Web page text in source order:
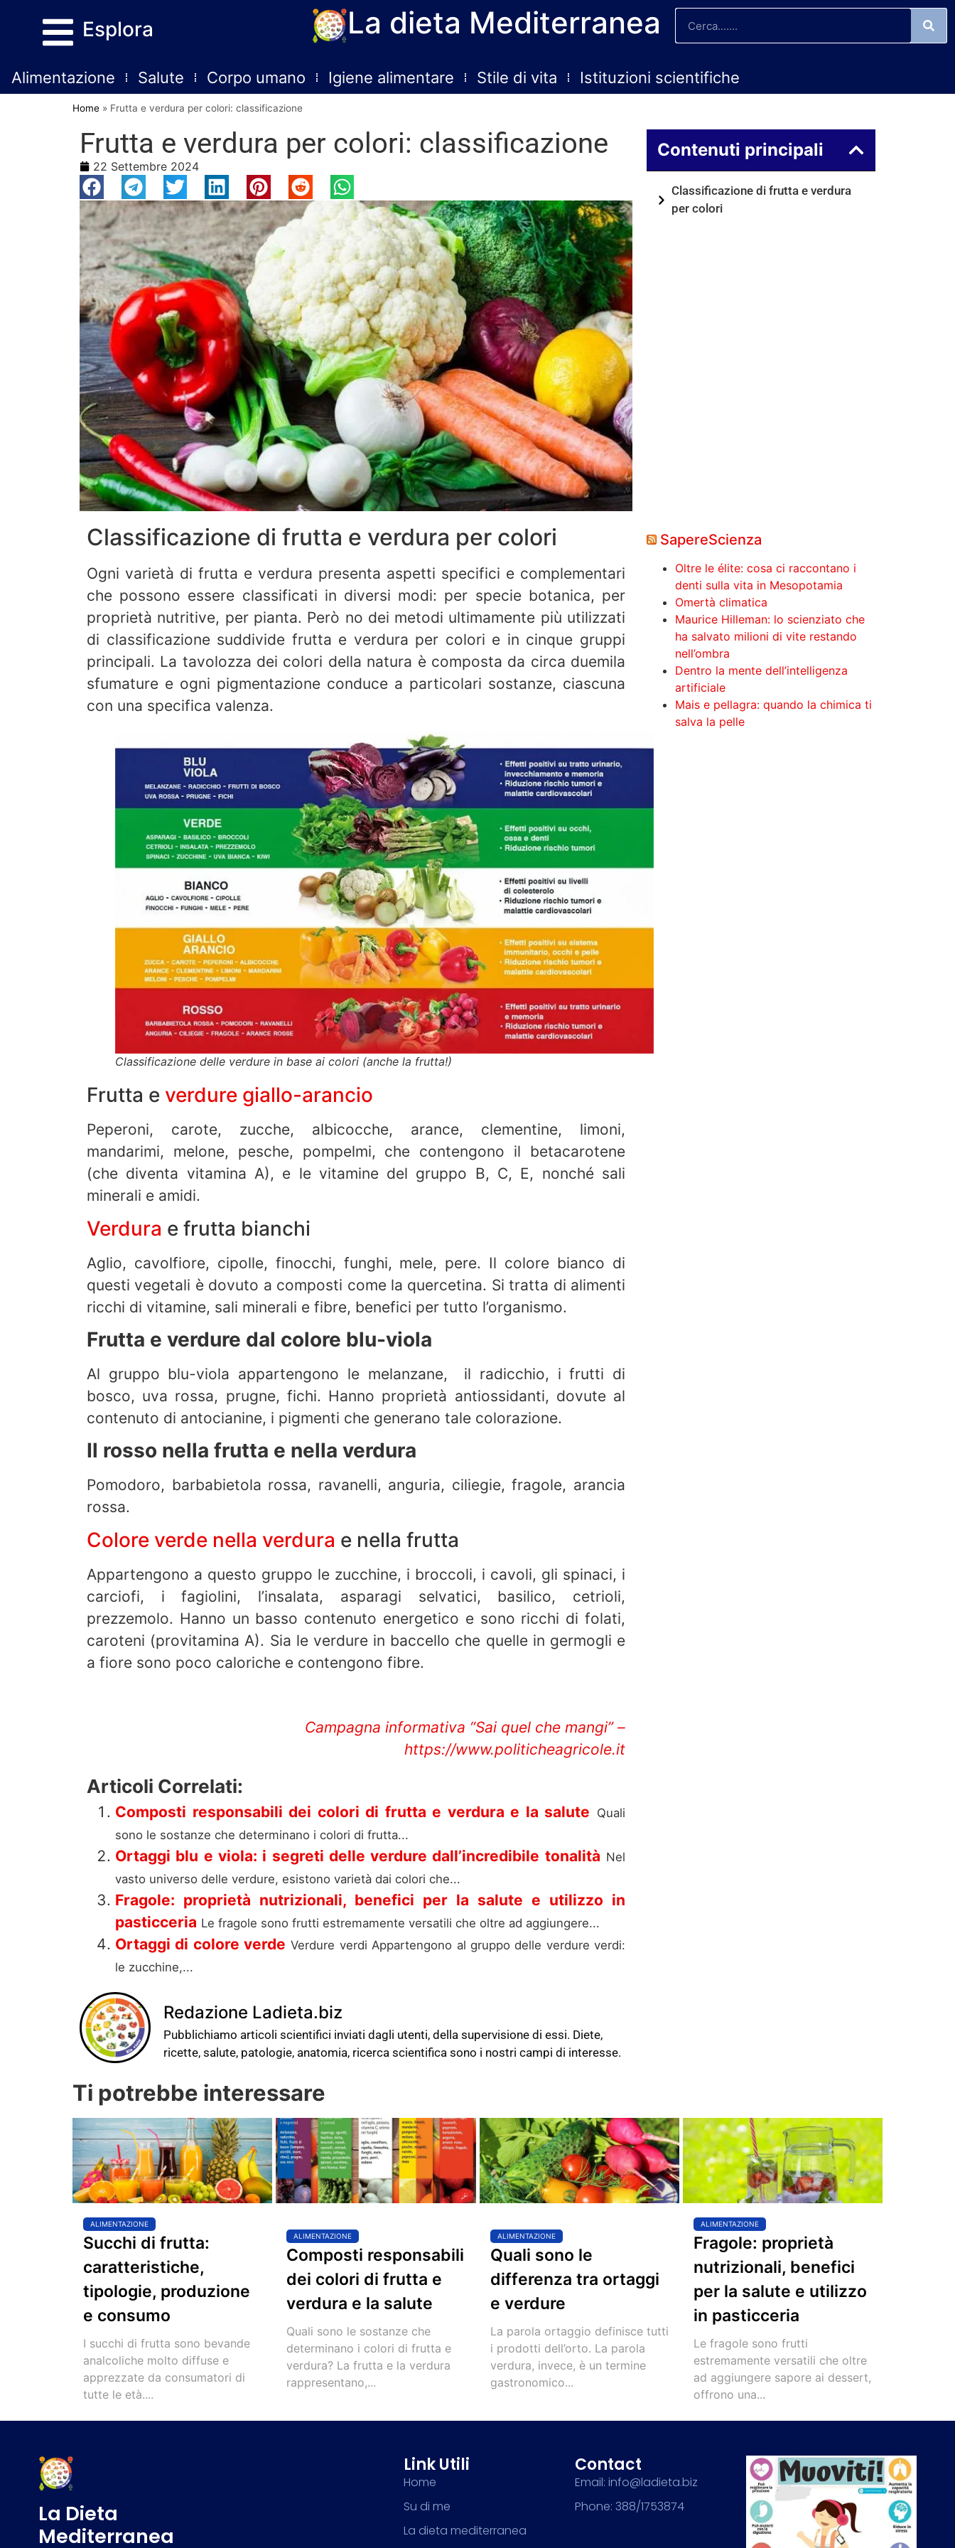
La dieta Mediterranea
Esplora
Alimentazione Salute Corpo umano Igiene alimentare Stile di vita Istituzioni scientifiche
Home » Frutta e verdura per colori: classificazione
Frutta e verdura per colori: classificazione
22 Settembre 2024
Contenuti principali
Classificazione di frutta e verdura
per colori
Classificazione di frutta e verdura per colori
Ogni varietà di frutta e verdura presenta aspetti specifici e complementari
che possono essere classificati in diversi modi: per specie botanica, per
proprietà nutritive, per pianta. Però no dei metodi ultimamente più utilizzati
di classificazione suddivide frutta e verdura per colori e in cinque gruppi
principali. La tavolozza dei colori della natura è composta da circa duemila
sfumature e ogni pigmentazione conduce a particolari sostanze, ciascuna
con una specifica valenza.
Classificazione delle verdure in base ai colori (anche la frutta!)
Frutta e verdure giallo-arancio
Peperoni, carote, zucche, albicocche, arance, clementine, limoni,
mandarimi, melone, pesche, pompelmi, che contengono il betacarotene
(che diventa vitamina A), e le vitamine del gruppo B, C, E, nonché sali
minerali e amidi.
Verdura e frutta bianchi
Aglio, cavolfiore, cipolle, finocchi, funghi, mele, pere. Il colore bianco di
questi vegetali è dovuto a composti come la quercetina. Si tratta di alimenti
ricchi di vitamine, sali minerali e fibre, benefici per tutto l’organismo.
Frutta e verdure dal colore blu-viola
Al gruppo blu-viola appartengono le melanzane, il radicchio, i frutti di
bosco, uva rossa, prugne, fichi. Hanno proprietà antiossidanti, dovute al
contenuto di antocianine, i pigmenti che generano tale colorazione.
Il rosso nella frutta e nella verdura
Pomodoro, barbabietola rossa, ravanelli, anguria, ciliegie, fragole, arancia
rossa.
Colore verde nella verdura e nella frutta
Appartengono a questo gruppo le zucchine, i broccoli, i cavoli, gli spinaci, i
carciofi, i fagiolini, l’insalata, asparagi selvatici, basilico, cetrioli,
prezzemolo. Hanno un basso contenuto energetico e sono ricchi di folati,
caroteni (provitamina A). Sia le verdure in baccello che quelle in germogli e
a fiore sono poco caloriche e contengono fibre.
Campagna informativa “Sai quel che mangi” –
https://www.politicheagricole.it
Articoli Correlati:
Composti responsabili dei colori di frutta e verdura e la salute Quali
sono le sostanze che determinano i colori di frutta...
Ortaggi blu e viola: i segreti delle verdure dall’incredibile tonalità Nel
vasto universo delle verdure, esistono varietà dai colori che...
Fragole: proprietà nutrizionali, benefici per la salute e utilizzo in
pasticceria Le fragole sono frutti estremamente versatili che oltre ad aggiungere...
Ortaggi di colore verde Verdure verdi Appartengono al gruppo delle verdure verdi:
le zucchine,...
Redazione Ladieta.biz
Pubblichiamo articoli scientifici inviati dagli utenti, della supervisione di essi. Diete,
ricette, salute, patologie, anatomia, ricerca scientifica sono i nostri campi di interesse.
SapereScienza
Oltre le élite: cosa ci raccontano i
denti sulla vita in Mesopotamia
Omertà climatica
Maurice Hilleman: lo scienziato che
ha salvato milioni di vite restando
nell’ombra
Dentro la mente dell’intelligenza
artificiale
Mais e pellagra: quando la chimica ti
salva la pelle
Ti potrebbe interessare
ALIMENTAZIONE
Succhi di frutta:
caratteristiche,
tipologie, produzione
e consumo
I succhi di frutta sono bevande
analcoliche molto diffuse e
apprezzate da consumatori di
tutte le età....
ALIMENTAZIONE
Composti responsabili
dei colori di frutta e
verdura e la salute
Quali sono le sostanze che
determinano i colori di frutta e
verdura? La frutta e la verdura
rappresentano,...
ALIMENTAZIONE
Quali sono le
differenza tra ortaggi
e verdure
La parola ortaggio definisce tutti
i prodotti dell’orto. La parola
verdura, invece, è un termine
gastronomico...
ALIMENTAZIONE
Fragole: proprietà
nutrizionali, benefici
per la salute e utilizzo
in pasticceria
Le fragole sono frutti
estremamente versatili che oltre
ad aggiungere sapore ai dessert,
offrono una...
La Dieta
Mediterranea
Link Utili
Home
Su di me
La dieta mediterranea
Contact
Email: info@ladieta.biz
Phone: 388/1753874